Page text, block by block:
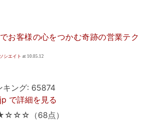
お客様の心をつかむ奇跡の営業テク
シエイト at 10.05.12
キング: 65874
で詳細を見る
（68点）